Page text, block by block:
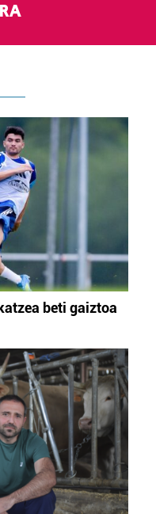
beti gaiztoa